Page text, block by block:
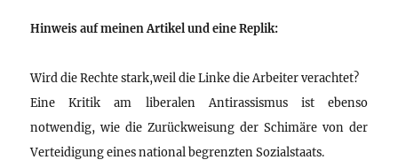
Hinweis auf meinen Artikel und eine Replik:
Wird die Rechte stark,weil die Linke die Arbeiter verachtet?
Eine Kritik am liberalen Antirassismus ist ebenso
notwendig, wie die Zurückweisung der Schimäre von der
Verteidigung eines national begrenzten Sozialstaats.